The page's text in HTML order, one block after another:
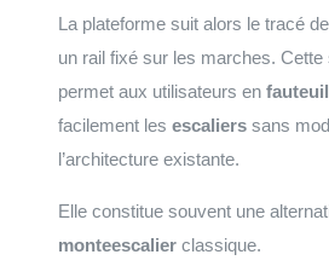
La plateforme suit alors le tracé de
un rail fixé sur les marches. Cette
permet aux utilisateurs en fauteuil
facilement les escaliers sans
l’architecture existante.
Elle constitue souvent une
monteescalier classique.